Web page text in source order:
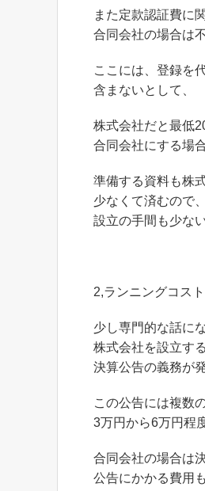
また定款認証費に
合同会社の場合は
ここには、登録を
含まないとして、
株式会社だと最低
合同会社にする場
準備する資料も株
少なくて済むので
設立の手間も少な
2,ランニングコス
少し専門的な話に
株式会社を設立する
決算公告の義務が
この公告には複数
3万円から6万円程
合同会社の場合は
公告にかかる費用